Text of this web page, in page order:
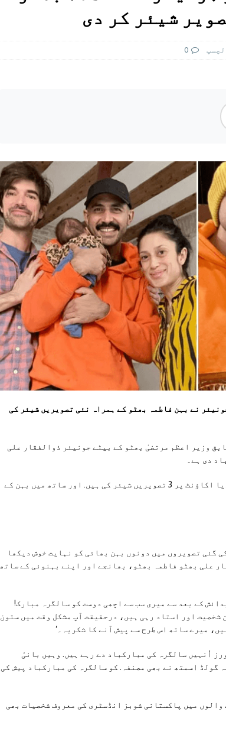
غیر ملکی پروڈکشنز پر مقامی مواد کو ترجیح دی جائے
شیئر کر دی
0
نے بہن فاطمہ بھٹو کے ہمراہ نئی تصویریں شیئر کی
وزیر اعظم مرتضیٰ بھٹو کے بیٹے جونیئر ذوالفقار علی
دی ہے۔
جونیئر ذوالفقار علی بھٹو نے اپنے سوشل میڈیا اکاؤنٹ پر 3 تصویریں شیئر کی ہیں. اور ساتھ میں بہن کے
گئی تصویروں میں دونوں بہن بھائی کو نہایت خوش دیکھا
علی بھٹو فاطمہ بھٹو، بھانجے اور اپنے بہنوئی کے ساتھ
کے بعد سے میری سب سے اچھی دوست کو سالگرہ مبارک!
شخصیت اور استاد رہی ہیں، درحقیقت آپ مشکل وقت میں ستون
میرے ساتھ اس طرح سے پیش آنے کا شکریہ۔‘
اُنہیں سالگرہ کی مبارکباد دے رہے ہیں. وہیں بانیٔ
گولڈ اسمتھ نے بھی مصنفہ. کو سالگرہ کی مبارکباد پیش کی
میں پاکستانی شوبز انڈسٹری کی معروف شخصیات بھی